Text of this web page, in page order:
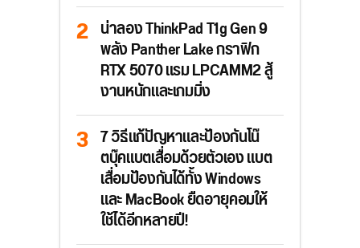
น่าลอง ThinkPad T1g Gen 9
พลัง Panther Lake กราฟิก
RTX 5070 แรม LPCAMM2 สู้
งานหนักและเกมมิ่ง
7 วิธีแก้ปัญหาและป้องกันโน๊
ตบุ๊คแบตเสื่อมด้วยตัวเอง แบต
เสื่อมป้องกันได้ทั้ง Windows
และ MacBook ยืดอายุคอมให้
ใช้ได้อีกหลายปี!